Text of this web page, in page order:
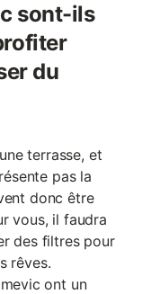
sont-ils
du
terrasse, et
pas la
donc être
vous, il faudra
des filtres pour
rêves.
ont un